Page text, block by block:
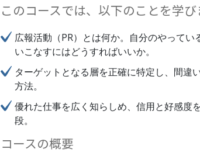
このコースでは、以下のことを学び
広報活動（PR）とは何か。自分のやって
いこなすにはどうすればいいか。
ターゲットとなる層を正確に特定し、間違
方法。
優れた仕事を広く知らしめ、信用と好感度
段。
コースの概要